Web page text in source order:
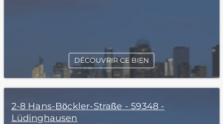
DÉCOUVRIR CE BIEN
2-8 Hans-Böckler-Straße - 59348 -
Lüdinghausen